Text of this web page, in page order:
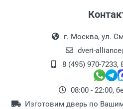
г. Москва, ул.
dveri-
8 (495) 970-7233,
08:00 - 22:00,
Изготовим дверь по